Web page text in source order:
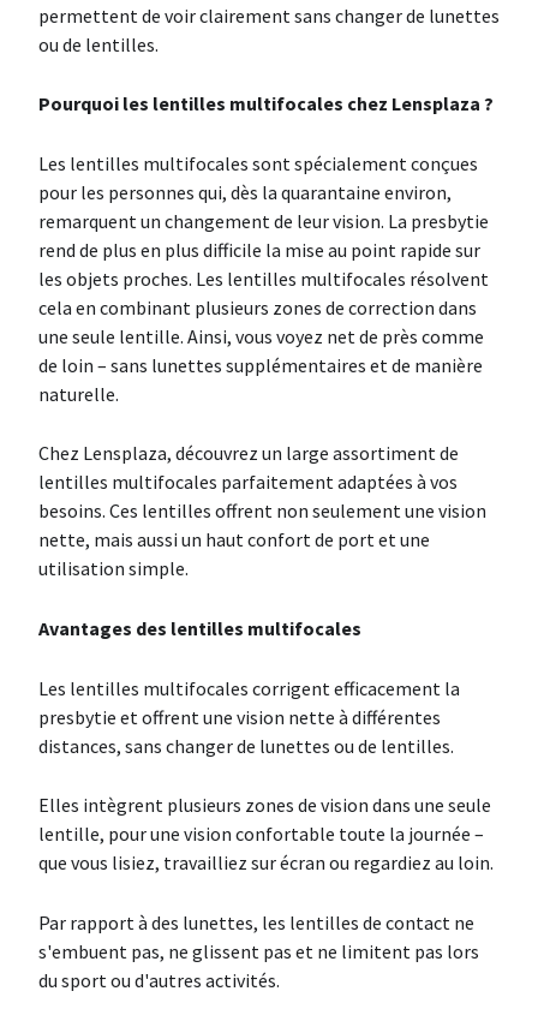
permettent de voir clairement sans changer de lunettes
ou de lentilles.
Pourquoi les lentilles multifocales chez Lensplaza ?
Les lentilles multifocales sont spécialement conçues
pour les personnes qui, dès la quarantaine environ,
remarquent un changement de leur vision. La presbytie
rend de plus en plus difficile la mise au point rapide sur
les objets proches. Les lentilles multifocales résolvent
cela en combinant plusieurs zones de correction dans
une seule lentille. Ainsi, vous voyez net de près comme
de loin – sans lunettes supplémentaires et de manière
naturelle.
Chez Lensplaza, découvrez un large assortiment de
lentilles multifocales parfaitement adaptées à vos
besoins. Ces lentilles offrent non seulement une vision
nette, mais aussi un haut confort de port et une
utilisation simple.
Avantages des lentilles multifocales
Les lentilles multifocales corrigent efficacement la
presbytie et offrent une vision nette à différentes
distances, sans changer de lunettes ou de lentilles.
Elles intègrent plusieurs zones de vision dans une seule
lentille, pour une vision confortable toute la journée –
que vous lisiez, travailliez sur écran ou regardiez au loin.
Par rapport à des lunettes, les lentilles de contact ne
s'embuent pas, ne glissent pas et ne limitent pas lors
du sport ou d'autres activités.